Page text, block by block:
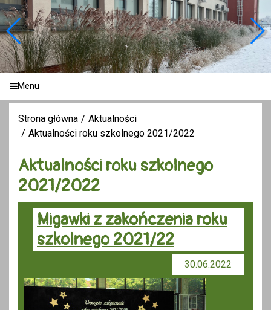
Menu
Strona główna
Aktualności
Aktualności roku szkolnego 2021/2022
Aktualności roku szkolnego
2021/2022
Migawki z zakończenia roku
szkolnego 2021/22
30.06.2022